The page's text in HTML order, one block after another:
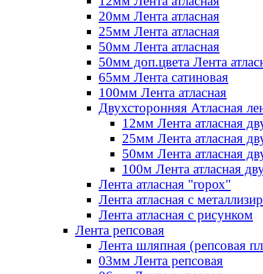
20мм Лента атласная
25мм Лента атласная
50мм Лента атласная
50мм доп.цвета Лента
65мм Лента сатиновая
100мм Лента атласная
Двухсторонняя Атласная
12мм Лента атласная
25мм Лента атласная
50мм Лента атласная
100м Лента атласная
Лента атласная "горох"
Лента атласная с
Лента атласная с рисунком
Лента репсовая
Лента шляпная (репсовая
03мм Лента репсовая